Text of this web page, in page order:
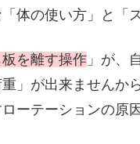
体の使い方」と「
を離す操作 」が、
」が出来ませんか
ーテーションの原